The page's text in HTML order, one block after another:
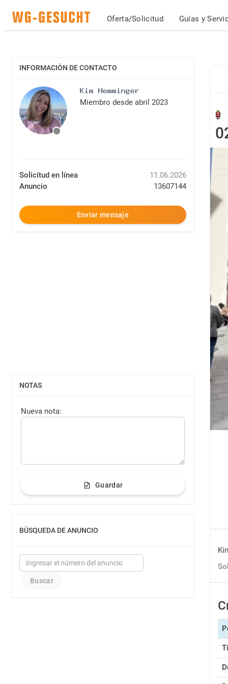
Oferta/Solicitud Guías y
INFORMACIÓN DE CONTACTO
MOSTRAR
Miembro desde abril 2023
Solicitud en línea
11.06.2026
Anuncio
13607144
Enviar mensaje
NOTAS
MOSTRAR
Nueva nota:
Guardar
BÚSQUEDA DE ANUNCIO
MOSTRAR